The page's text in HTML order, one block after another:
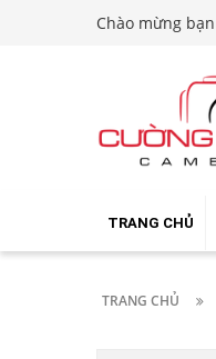
Chào mừng
TRANG CHỦ
TRANG CHỦ